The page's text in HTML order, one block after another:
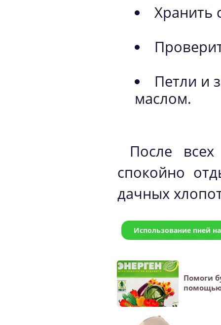
Хранить
Петли и
маслом.
После
спокойно
дачных
Использование пней
Помоги
помощью